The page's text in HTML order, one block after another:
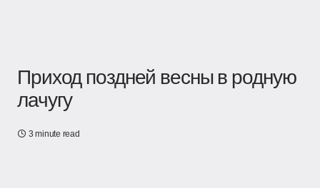
Приход поздней весны в родную
лачугу
3 minute read